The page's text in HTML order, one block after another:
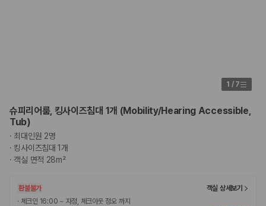
제주렌트카 보험까지 비교해야 진짜 가격비교입
동일한 차량이라도 보험 조건에 따라 실제 부담 금액이 달라질 수 있습니
다. 카모아는 제주 렌트카 가격뿐 아니라 일반자차, 완전자차, 슈퍼자차 조
건을 함께 확인할 수 있도록 돕습니다.
일반자차:사고 발생 시 일정 금액의 면책금이 발생할 수 있습니다.
다.
슈퍼자차: 더 높은 보장 조건을 원하는 사용자에게 적합합니다.
1 / 7
슈피리어룸, 킹사이즈침대 1개 (Mobility/Hearing Accessible,
Tub)
· 최대인원 2명
·킹사이즈침대 1개
·객실 면적 28m²
환불불가
객실 상세보기
· 체크인 16:00 ~ 자정, 체크아웃 정오 까지